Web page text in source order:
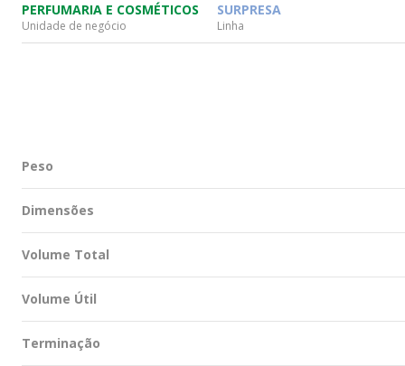
PERFUMARIA E COSMÉTICOS
Unidade de negócio
SURPRESA
Linha
Peso
Dimensões
Volume Total
Volume Útil
Terminação